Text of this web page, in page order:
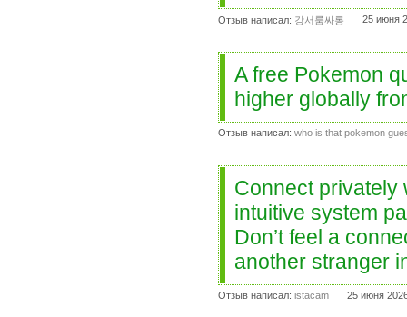
Отзыв написал: 강서룸싸롱 25 июня
A free Pokemon
higher globally
Отзыв написал: who is that pokemon
Connect privately
intuitive system
Don’t feel a
another stranger
Отзыв написал: istacam 25 июня